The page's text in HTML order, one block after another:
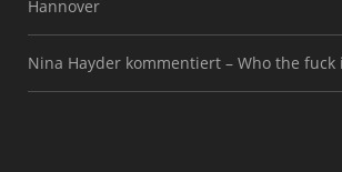
Hannover
Nina Hayder kommentiert – Who the fuck